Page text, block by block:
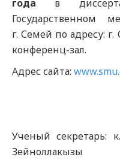
года в
Государственном
г. Семей по адресу:
конференц-зал.
Адрес сайта:
Ученый секретарь:
Зейноллакызы